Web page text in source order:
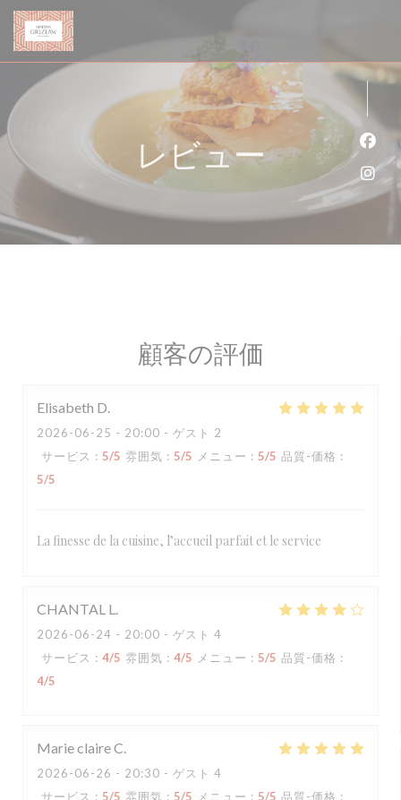
クッキー利用の管理について
レビュー
顧客の評価
Elisabeth D
2026-06-25 - 20:00 - ゲスト 2
サービス : 5/5 雰囲気 : 5/5 メニュー : 5/5 品質-価格 :
5/5
La finesse de la cuisine, l’accueil parfait et le service
CHANTAL L
2026-06-24 - 20:00 - ゲスト 4
サービス : 4/5 雰囲気 : 4/5 メニュー : 5/5 品質-価格 :
4/5
Marie claireC
2026-06-26 - 20:30 - ゲスト 4
サービス : 5/5 雰囲気 : 5/5 メニュー : 5/5 品質-価格 :